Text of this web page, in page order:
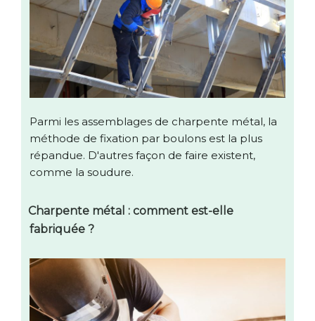
Parmi les assemblages de charpente métal, la
méthode de fixation par boulons est la plus
répandue. D'autres façon de faire existent,
comme la soudure.
Charpente métal : comment est-elle
fabriquée ?